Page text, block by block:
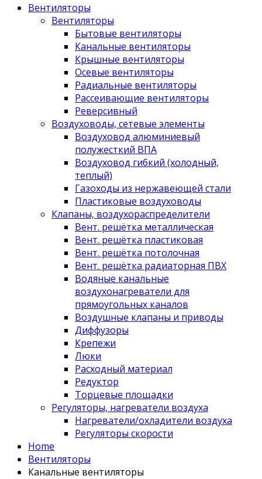
Вентиляторы
Вентиляторы
Бытовые вентиляторы
Канальные вентиляторы
Крышные вентиляторы
Осевые вентиляторы
Радиальные вентиляторы
Рассеивающие вентиляторы
Реверсивный
Воздуховоды, сетевые элементы
Воздуховод алюминиевый
полужесткий ВПА
Воздуховод гибкий (холодный,
теплый)
Газоходы из нержавеющей стали
Пластиковые воздуховоды
Клапаны, воздухораспределители
Вент. решётка металлическая
Вент. решётка пластиковая
Вент. решётка потолочная
Вент. решётка радиаторная ПВХ
Водяные канальные
воздухонагреватели для
прямоугольных каналов
Воздушные клапаны и приводы
Диффузоры
Крепежи
Люки
Расходный материал
Редуктор
Торцевые площадки
Регуляторы, нагреватели воздуха
Нагреватели/охладители воздуха
Регуляторы скорости
Home
Вентиляторы
Канальные вентиляторы